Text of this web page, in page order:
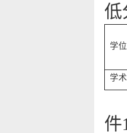
低
学
学
件